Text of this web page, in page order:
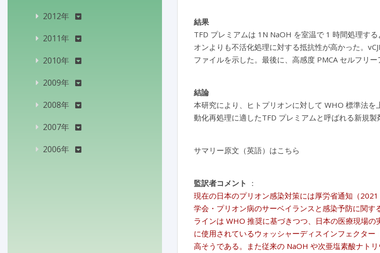
結果
TFD プレミアムは 1N NaOH を室温で 1 時間処理す
オンよりも不活化処理に対する抵抗性が高かった。
ファイルを示した。最後に、高感度 PMCA セルフリ
結論
本研究により、ヒトプリオンに対して WHO 標準法
動化再処理に適したTFD プレミアムと呼ばれる新規製
サマリー原文（英語）はこちら
監訳者コメント
：
現在の日本のプリオン感染対策には厚労省通知（
学会・プリオン病のサーベイランスと感染予防に関
ラインは WHO 推奨に基づきつつ、日本の医療現場
に使用されているウォッシャーディスインフェクタ
高そうである。また従来の NaOH や次亜塩素酸ナト
2012年
2011年
2010年
2009年
2008年
2007年
2006年